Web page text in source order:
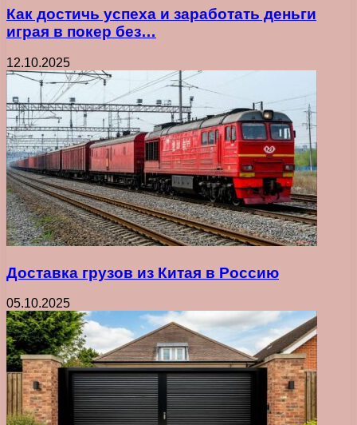
Как достичь успеха и заработать деньги
играя в покер без…
12.10.2025
Доставка грузов из Китая в Россию
05.10.2025